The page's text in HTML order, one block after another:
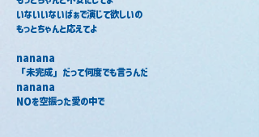
いないいないばぁで演じて欲しいの
もっとちゃんと応えてよ
nanana
「未完成」だって何度でも言うんだ
nanana
NOを空振った愛の中で